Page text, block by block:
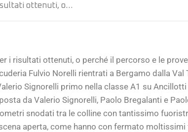
ottenuti, o…
i risultati ottenuti, o perché il percorso e le
Fulvio Norelli rientrati a Bergamo dalla Val
Signorelli primo nella classe A1 su Ancillotti
da Valerio Signorelli, Paolo Bregalanti e
snodati tra le colline con tantissimo
aperta, come hanno con fermato